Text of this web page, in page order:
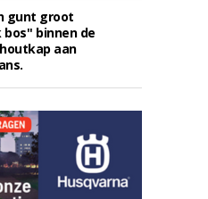
gunt groot
binnen de
aan